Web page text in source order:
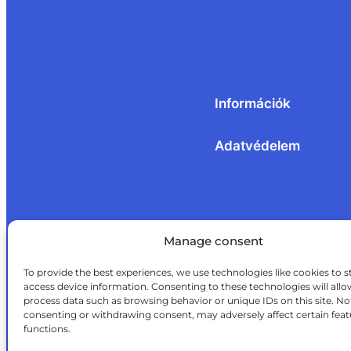
Manage consent
To provide the best experiences, we use technologies like cookies to
access device information. Consenting to these technologies will
process data such as browsing behavior or unique IDs on this site.
consenting or withdrawing consent, may adversely affect certain
functions.
Információk
Adatvédelem